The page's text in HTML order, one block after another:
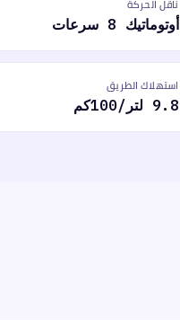
ناقل الحركة
أوتوماتيك 8 سرعات
استهلاك الطريق
9.8 لتر/100كم